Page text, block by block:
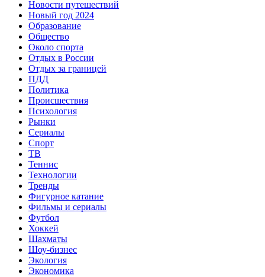
Новости путешествий
Новый год 2024
Образование
Общество
Около спорта
Отдых в России
Отдых за границей
ПДД
Политика
Происшествия
Психология
Рынки
Сериалы
Спорт
ТВ
Теннис
Технологии
Тренды
Фигурное катание
Фильмы и сериалы
Футбол
Хоккей
Шахматы
Шоу-бизнес
Экология
Экономика